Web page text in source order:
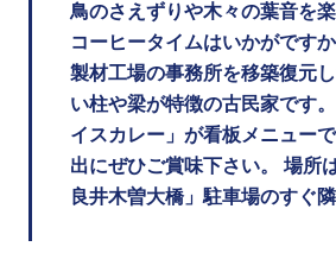
鳥のさえずりや木々の葉音を
コーヒータイムはいかがです
製材工場の事務所を移築復元
い柱や梁が特徴の古民家です
イスカレー」が看板メニュー
出にぜひご賞味下さい。 場所
良井木曽大橋」駐車場のすぐ隣